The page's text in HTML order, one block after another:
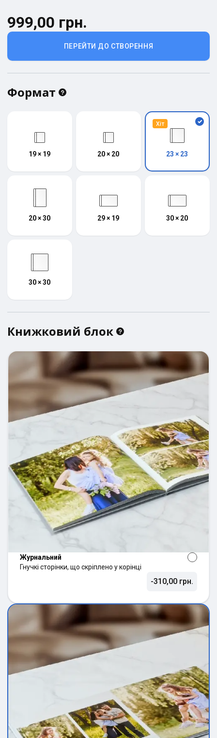
ПЕРЕЙТИ ДО СТВОРЕННЯ
999,00 грн.
Формат
19 × 19 20 × 20
Хіт
23 × 23
20 × 30 29 × 19 30 × 20
30 × 30
Книжковий блок
Журнальний
Гнучкі сторінки, що скріплено у корінці
-310,00 грн.